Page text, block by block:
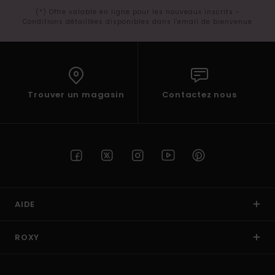
(*) Offre valable en ligne pour les nouveaux inscrits -
Conditions détaillées disponibles dans l'email de bienvenue
Trouver un magasin Contactez nous
AIDE
ROXY